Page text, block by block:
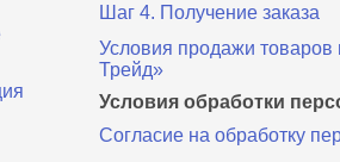
Шаг 4. Получение заказа
Условия продажи товаров
Трейд»
Условия обработки
Согласие на обработку